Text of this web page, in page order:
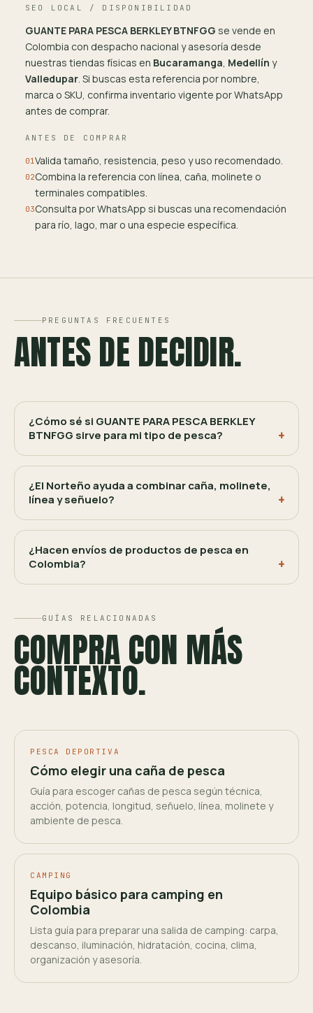
SEO LOCAL / DISPONIBILIDAD
GUANTE PARA PESCA BERKLEY BTNFGG se vende en
Colombia con despacho nacional y asesoría desde
nuestras tiendas físicas en Bucaramanga, Medellín y
Valledupar. Si buscas esta referencia por nombre,
marca o SKU, confirma inventario vigente por WhatsApp
antes de comprar.
ANTES DE COMPRAR
01Valida tamaño, resistencia, peso y uso recomendado.
02Combina la referencia con línea, caña, molinete o
terminales compatibles.
03Consulta por WhatsApp si buscas una recomendación
para río, lago, mar o una especie específica.
PREGUNTAS FRECUENTES
ANTES DE DECIDIR.
¿Cómo sé si GUANTE PARA PESCA BERKLEY
BTNFGG sirve para mi tipo de pesca?
¿El Norteño ayuda a combinar caña, molinete,
línea y señuelo?
¿Hacen envíos de productos de pesca en
Colombia?
GUÍAS RELACIONADAS
COMPRA CON MÁS
CONTEXTO.
PESCA DEPORTIVA
Cómo elegir una caña de pesca
Guía para escoger cañas de pesca según técnica,
acción, potencia, longitud, señuelo, línea, molinete y
ambiente de pesca.
CAMPING
Equipo básico para camping en
Colombia
Lista guía para preparar una salida de camping: carpa,
descanso, iluminación, hidratación, cocina, clima,
organización y asesoría.